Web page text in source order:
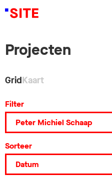
Projecten
GridKaart
Filter
Sorteer